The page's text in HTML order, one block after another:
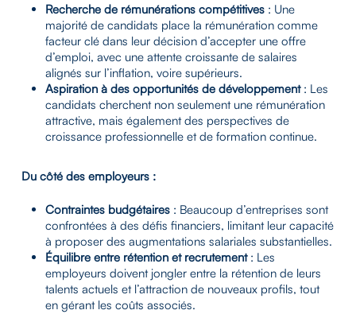
Recherche de rémunérations compétitives: Une
majorité de candidats place la rémunération comme
facteur clé dans leur décision d’accepter une offre
d’emploi, avec une attente croissante de salaires
alignés sur l’inflation, voire supérieurs.
Aspiration à des opportunités de développement: Les
candidats cherchent non seulement une rémunération
attractive, mais également des perspectives de
croissance professionnelle et de formation continue.
Du côté des employeurs :
Contraintes budgétaires: Beaucoup d’entreprises sont
confrontées à des défis financiers, limitant leur capacité
à proposer des augmentations salariales substantielles.
Équilibre entre rétention et recrutement: Les
employeurs doivent jongler entre la rétention de leurs
talents actuels et l’attraction de nouveaux profils, tout
en gérant les coûts associés.